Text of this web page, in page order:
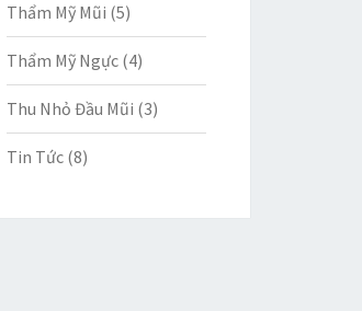
Thẩm Mỹ Mũi (5)
Thẩm Mỹ Ngực(4)
Thu Nhỏ Đầu Mũi (3)
Tin Tức(8)